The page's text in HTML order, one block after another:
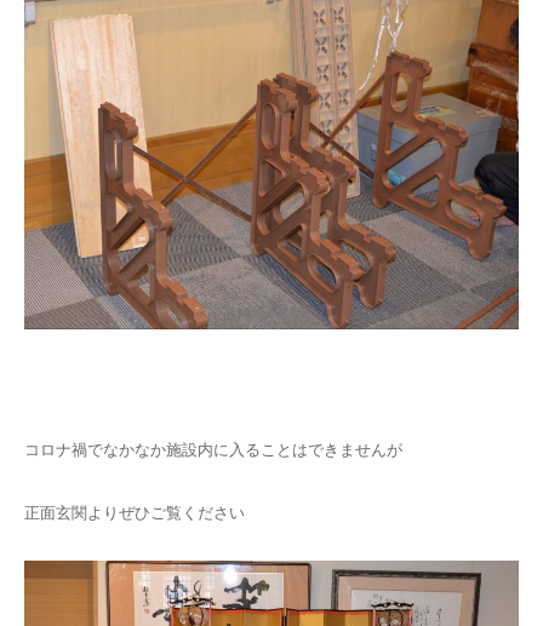
コロナ禍でなかなか施設内に入ることはできませんが
正面玄関よりぜひご覧ください